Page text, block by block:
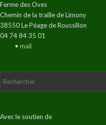
Ferme des Oves
Chemin de la traille de Limony
38550 Le Péage de Roussillon
04 74 84 35 01
• mail
Avec le soutien de